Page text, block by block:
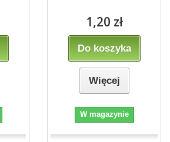
1,20 zł
Do koszyka
Więcej
W magazynie